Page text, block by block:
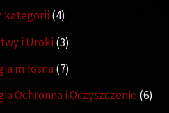
kategorii 4
i Uroki 3
miłosna 7
Ochronna i Oczyszczenie 6